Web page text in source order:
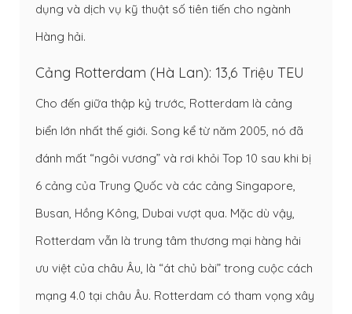
dụng và dịch vụ kỹ thuật số tiên tiến cho ngành
Hàng hải.
Cảng Rotterdam (Hà Lan): 13,6 Triệu TEU
Cho đến giữa thập kỷ trước, Rotterdam là cảng
biển lớn nhất thế giới. Song kể từ năm 2005, nó đã
đánh mất “ngôi vương” và rơi khỏi Top 10 sau khi bị
6 cảng của Trung Quốc và các cảng Singapore,
Busan, Hồng Kông, Dubai vượt qua. Mặc dù vậy,
Rotterdam vẫn là trung tâm thương mại hàng hải
ưu việt của châu Âu, là “át chủ bài” trong cuộc cách
mạng 4.0 tại châu Âu. Rotterdam có tham vọng xây